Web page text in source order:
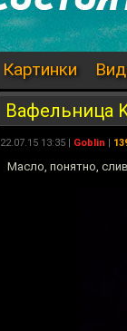
Картинки
Вафельница
22.07.15 13:35 | Goblin |
Масло, понятно,